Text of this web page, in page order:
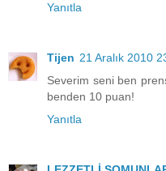
Yanıtla
Tijen 21 Aralık 2010
Severim seni ben
benden 10 puan!
Yanıtla